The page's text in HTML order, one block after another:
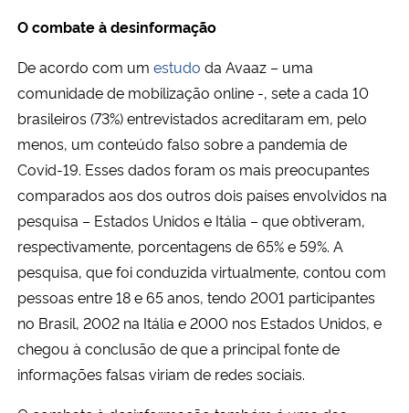
O combate à desinformação
De acordo com um estudo da Avaaz – uma
comunidade de mobilização online -, sete a cada 10
brasileiros (73%) entrevistados acreditaram em, pelo
menos, um conteúdo falso sobre a pandemia de
Covid-19. Esses dados foram os mais preocupantes
comparados aos dos outros dois países envolvidos na
pesquisa – Estados Unidos e Itália – que obtiveram,
respectivamente, porcentagens de 65% e 59%. A
pesquisa, que foi conduzida virtualmente, contou com
pessoas entre 18 e 65 anos, tendo 2001 participantes
no Brasil, 2002 na Itália e 2000 nos Estados Unidos, e
chegou à conclusão de que a principal fonte de
informações falsas viriam de redes sociais.